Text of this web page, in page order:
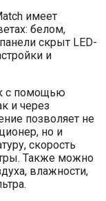
имеет
белом,
скрыт LED-
и
с помощью
и через
позволяет не
но и
скорость
Также можно
влажности,